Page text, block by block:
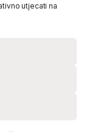
utjecati na